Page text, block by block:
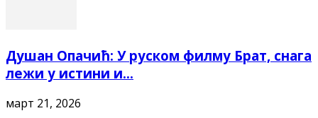
Душан Опачић: У руском филму Брат, снага
лежи у истини и...
март 21, 2026